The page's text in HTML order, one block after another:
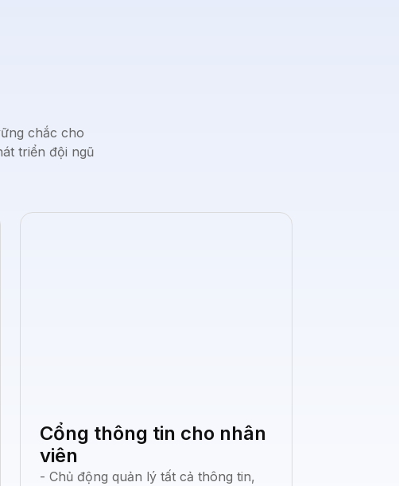
chắc cho
triển đội ngũ
Cổng thông tin cho nhân
viên
- Chủ động quản lý tất cả thông tin,